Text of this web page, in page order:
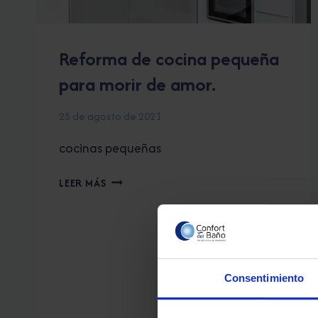
Consentimiento
Reforma de cocina pequeña
para morir de amor.
25 de agosto de 2021
cocinas pequeñas
LEER MÁS REFORMA